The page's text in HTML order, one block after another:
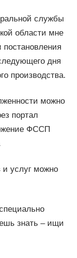
службы
области мне
дня
производства.
можно
портал
ФССП
и услуг можно
знать – ищи